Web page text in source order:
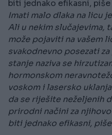
biti jednako efikasni,
Imati malo dlaka na licu
Ali u nekim slučajevima,
može pojaviti na vašem
svakodnevno posezati
stanje naziva se
hormonskom
voskom i lasersko
da se riješite neželjenih
prirodni načini za
biti jednako efikasni,